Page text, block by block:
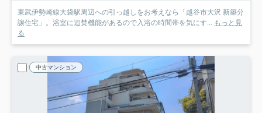
東武伊勢崎線大袋駅周辺への引っ越しをお考えなら「越谷市大沢 新築分
譲住宅」。浴室に追焚機能があるので入浴の時間帯を気にす... もっと見
る
中古マンション